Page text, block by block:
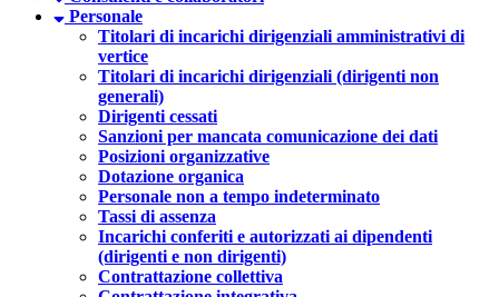
Personale
Titolari di incarichi dirigenziali amministrativi di
vertice
Titolari di incarichi dirigenziali (dirigenti non
generali)
Dirigenti cessati
Sanzioni per mancata comunicazione dei dati
Posizioni organizzative
Dotazione organica
Personale non a tempo indeterminato
Tassi di assenza
Incarichi conferiti e autorizzati ai dipendenti
(dirigenti e non dirigenti)
Contrattazione collettiva